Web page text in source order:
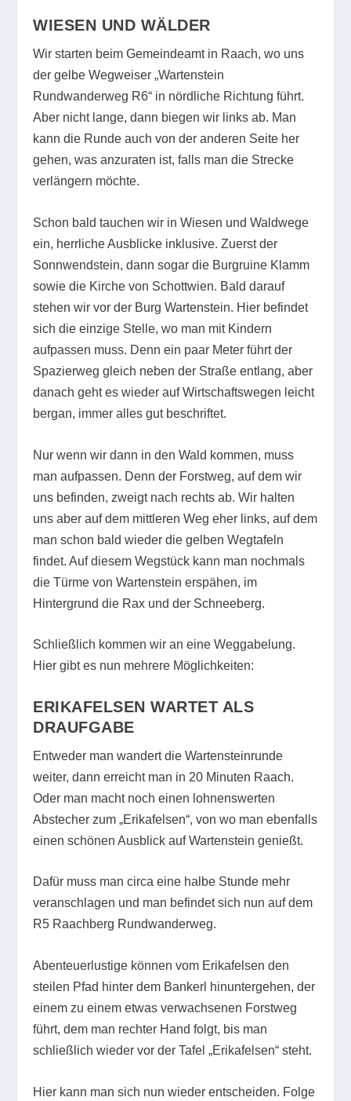
WIESEN UND WÄLDER
Wir starten beim Gemeindeamt in Raach, wo uns
der gelbe Wegweiser „Wartenstein
Rundwanderweg R6“ in nördliche Richtung führt.
Aber nicht lange, dann biegen wir links ab. Man
kann die Runde auch von der anderen Seite her
gehen, was anzuraten ist, falls man die Strecke
verlängern möchte.
Schon bald tauchen wir in Wiesen und Waldwege
ein, herrliche Ausblicke inklusive. Zuerst der
Sonnwendstein, dann sogar die Burgruine Klamm
sowie die Kirche von Schottwien. Bald darauf
stehen wir vor der Burg Wartenstein. Hier befindet
sich die einzige Stelle, wo man mit Kindern
aufpassen muss. Denn ein paar Meter führt der
Spazierweg gleich neben der Straße entlang, aber
danach geht es wieder auf Wirtschaftswegen leicht
bergan, immer alles gut beschriftet.
Nur wenn wir dann in den Wald kommen, muss
man aufpassen. Denn der Forstweg, auf dem wir
uns befinden, zweigt nach rechts ab. Wir halten
uns aber auf dem mittleren Weg eher links, auf dem
man schon bald wieder die gelben Wegtafeln
findet. Auf diesem Wegstück kann man nochmals
die Türme von Wartenstein erspähen, im
Hintergrund die Rax und der Schneeberg.
Schließlich kommen wir an eine Weggabelung.
Hier gibt es nun mehrere Möglichkeiten:
ERIKAFELSEN WARTET ALS
DRAUFGABE
Entweder man wandert die Wartensteinrunde
weiter, dann erreicht man in 20 Minuten Raach.
Oder man macht noch einen lohnenswerten
Abstecher zum „Erikafelsen“, von wo man ebenfalls
einen schönen Ausblick auf Wartenstein genießt.
Dafür muss man circa eine halbe Stunde mehr
veranschlagen und man befindet sich nun auf dem
R5 Raachberg Rundwanderweg.
Abenteuerlustige können vom Erikafelsen den
steilen Pfad hinter dem Bankerl hinuntergehen, der
einem zu einem etwas verwachsenen Forstweg
führt, dem man rechter Hand folgt, bis man
schließlich wieder vor der Tafel „Erikafelsen“ steht.
Hier kann man sich nun wieder entscheiden. Folge